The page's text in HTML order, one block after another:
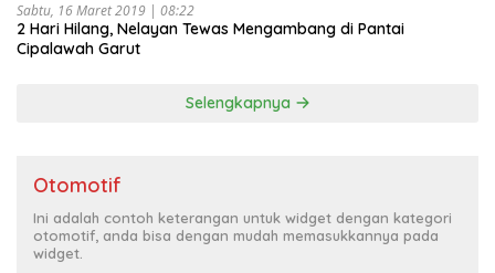
Sabtu, 16 Maret 2019 | 08:22
2 Hari Hilang, Nelayan Tewas Mengambang di Pantai
Cipalawah Garut
Selengkapnya
Otomotif
Ini adalah contoh keterangan untuk widget dengan kategori
otomotif, anda bisa dengan mudah memasukkannya pada
widget.